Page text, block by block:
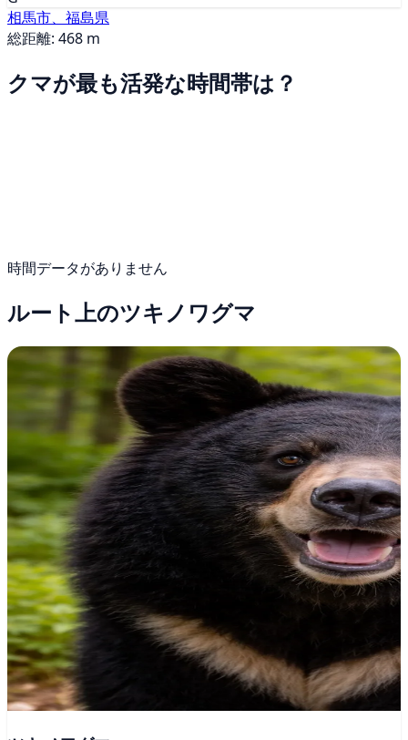
相馬市、福島県
総距離: 468 m
クマが最も活発な時間帯は？
時間データがありません
ルート上のツキノワグマ